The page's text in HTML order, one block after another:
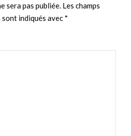
sera pas publiée. Les champs
indiqués avec *